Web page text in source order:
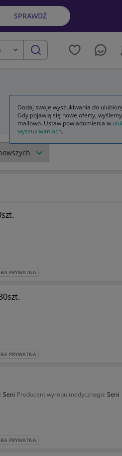
SPRAWDŹ
szukaj
PRYWATNA
PRYWATNA
Seni Producent wyrobu medycznego: Seni
PRYWATNA
Dodaj swoje wyszukiwania do
Gdy pojawią się nowe oferty,
mailowo. Ustaw powiadomienia w
wyszukiwaniach.